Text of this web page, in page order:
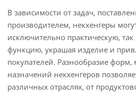
В зависимости от задач,
производителем, некхенгеры
исключительно практическую,
функцию, украшая изделие и
покупателей. Разнообразие форм,
назначений некхенгеров
различных отраслях, от